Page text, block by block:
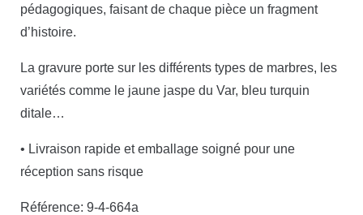
pédagogiques, faisant de chaque pièce un fragment
d’histoire.
La gravure porte sur les différents types de marbres, les
variétés comme le jaune jaspe du Var, bleu turquin
ditale…
• Livraison rapide et emballage soigné pour une
réception sans risque
Référence: 9-4-664a